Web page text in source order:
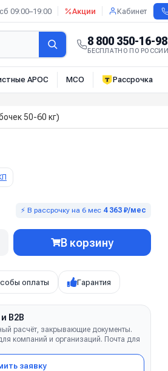
09:00–19:00 Акции Кабинет
8 800 350-16-98
БЕСПЛАТНО ПО РОССИИ
АРОС МСО Рассрочка
50-60 кг)
⚡ В рассрочку на 6 мес 4 363 ₽/мес
В корзину
оплаты Гарантия
B2B
расчёт, закрывающие документы.
компаний и организаций. Почта для
заявку